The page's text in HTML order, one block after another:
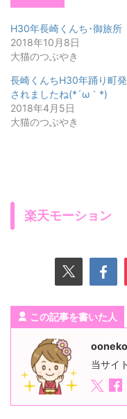
H30年長崎くんち･御旅所
2018年10月8日
大猫のつぶやき
長崎くんちH30年踊り町
されましたね(*´ω｀*)
2018年4月5日
大猫のつぶやき
楽天モーション
この記事を書いた人
ooneko
当サイ